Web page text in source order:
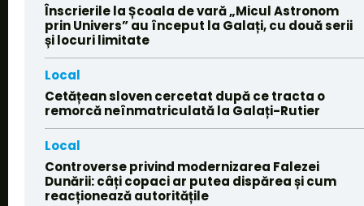
Înscrierile la Școala de vară „Micul Astronom
prin Univers” au început la Galați, cu două serii
și locuri limitate
Local
Cetățean sloven cercetat după ce tracta o
remorcă neînmatriculată la Galați-Rutier
Local
Controverse privind modernizarea Falezei
Dunării: câți copaci ar putea dispărea și cum
reacționează autoritățile